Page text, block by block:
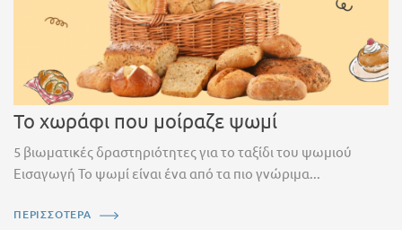
Το χωράφι που μοίραζε ψωμί
5 βιωματικές δραστηριότητες για το ταξίδι του ψωμιού
Εισαγωγή Το ψωμί είναι ένα από τα πιο γνώριμα...
ΠΕΡΙΣΣΟΤΕΡΑ